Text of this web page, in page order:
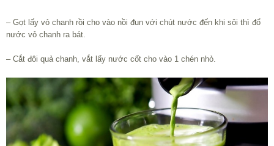
– Gọt lấy vỏ chanh rồi cho vào nồi đun với chút nước đến khi sôi thì đổ
nước vỏ chanh ra bát.
– Cắt đôi quả chanh, vắt lấy nước cốt cho vào 1 chén nhỏ.